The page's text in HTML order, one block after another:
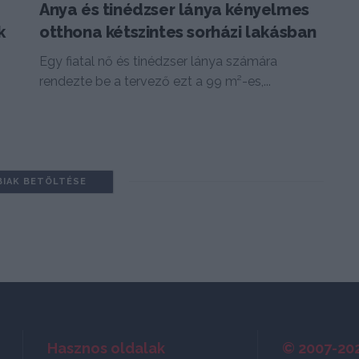
Anya és tinédzser lánya kényelmes
otthona kétszintes sorházi lakásban
Egy fiatal nő és tinédzser lánya számára
rendezte be a tervező ezt a 99 m²-es,...
BETÖLTÉSE
Hasznos oldalak © 2007-